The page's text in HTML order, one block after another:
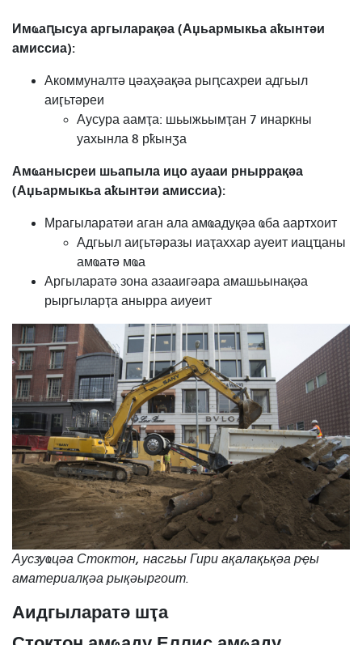
Имҩаԥысуа аргыларақәа (Аџьармыкьа аҟынтәи
амиссиа):
Акоммуналтә цәаҳәақәа рыԥсахреи адгьыл
аиӷьтәреи
Аусура аамҭа: шьыжьымҭан 7 инаркны
уахынла 8 рҟынӡа
Амҩанысреи шьапыла ицо ауааи рныррақәа
(Аџьармыкьа аҟынтәи амиссиа):
Мрагыларатәи аган ала амҩадуқәа ҩба аартхоит
Адгьыл аиӷьтәразы иаҭаххар ауеит иацҵаны
амҩатә мҩа
Аргыларатә зона азааигәара амашьынақәа
рыргыларҭа анырра аиуеит
Аусзуҩцәа Стоктон, насгьы Гири ақалақьқәа рҿы
аматериалқәа рықәыргоит.
Аидгыларатә шҭа